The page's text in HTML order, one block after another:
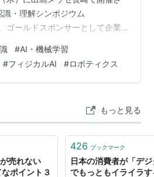
・理解シンポジウム
ゴールドスポンサーとして企業
見どころ・展示内容 当日のブ
全体像や最新の採用情報に加
する研究開発から社会実装まで
からさらにパワーアップし
#AI・機械学習
#フィジカルAI #ロボティクス
もっと見る
売れない
ポイント３
426 ブックマーク
日本の消費者が「デ
でもっともイライラ